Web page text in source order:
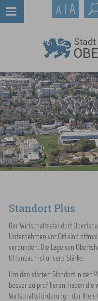
Standort Plus
Der Wirtschaftsstandort
Unternehmen vor Ort sind
verbunden. Die Lage von
Offenbach ist unsere Stärke.
Um den starken Standort in der
besser zu profilieren, haben die
Wirtschaftsförderung - der Kreis